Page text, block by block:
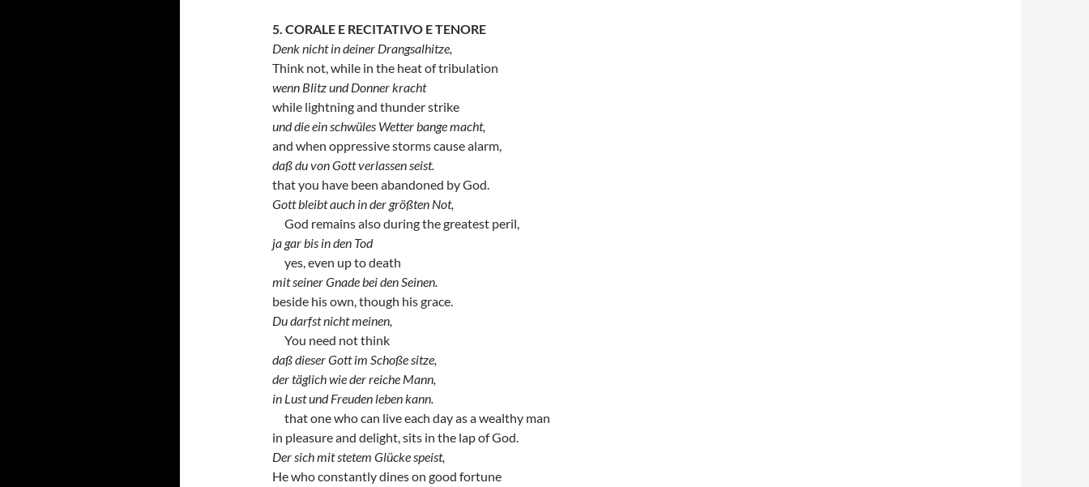
5. CORALE E RECITATIVO E TENORE
Denk nicht in deiner Drangsalhitze,
Think not, while in the heat of tribulation
wenn Blitz und Donner kracht
while lightning and thunder strike
und die ein schwüles Wetter bange macht,
and when oppressive storms cause alarm,
daß du von Gott verlassen seist.
that you have been abandoned by God.
Gott bleibt auch in der größten Not,
God remains also during the greatest peril,
ja gar bis in den Tod
yes, even up to death
mit seiner Gnade bei den Seinen.
beside his own, though his grace.
Du darfst nicht meinen,
You need not think
daß dieser Gott im Schoße sitze,
der täglich wie der reiche Mann,
in Lust und Freuden leben kann.
that one who can live each day as a wealthy man
in pleasure and delight, sits in the lap of God.
Der sich mit stetem Glücke speist,
He who constantly dines on good fortune